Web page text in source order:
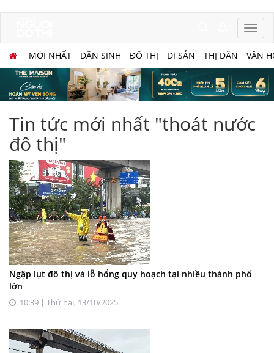
MỚI NHẤT DÂN SINH ĐÔ THỊ DI SẢN THỊ DÂN VĂN
Tin tức mới nhất "thoát nước
đô thị"
Ngập lụt đô thị và lỗ hổng quy hoạch tại nhiều thành phố
lớn
10:39 | Thứ hai, 13/10/2025